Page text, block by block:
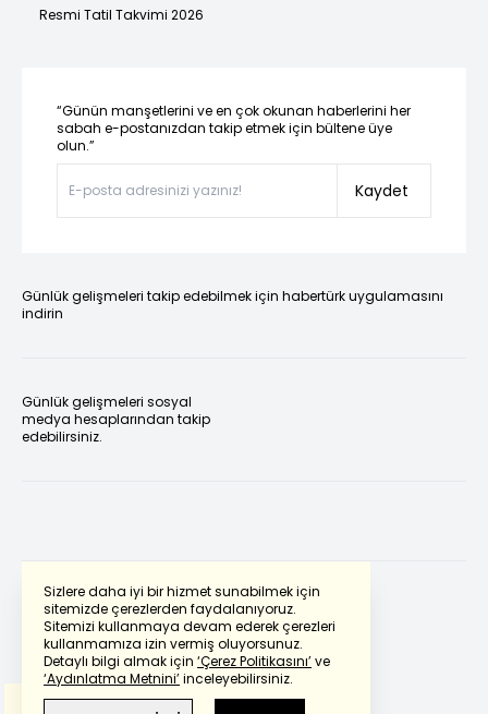
Sizlere daha iyi bir hizmet sunabilmek için
sitemizde çerezlerden faydalanıyoruz.
Sitemizi kullanmaya devam ederek çerezleri
kullanmamıza izin vermiş oluyorsunuz.
Detaylı bilgi almak için ‘Çerez Politikasını’ve
‘Aydınlatma Metnini’inceleyebilirsiniz.
Resmi Tatil Takvimi 2026
“Günün manşetlerini ve en çok okunan haberlerini her
sabah e-postanızdan takip etmek için bültene üye
olun.”
Kaydet
Günlük gelişmeleri takip edebilmek için habertürk uygulamasını
indirin
Günlük gelişmeleri sosyal
medya hesaplarından takip
edebilirsiniz.
Powered by Translate
Bu çevirideGoogle Transletekullanılmıştır.